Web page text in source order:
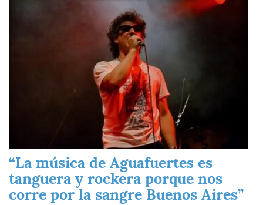
“La música de Aguafuertes es
tanguera y rockera porque nos
corre por la sangre Buenos Aires”